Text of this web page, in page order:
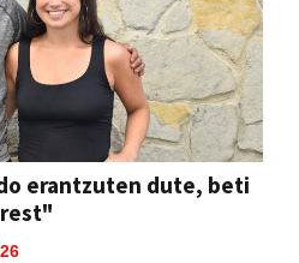
erantzuten dute, beti